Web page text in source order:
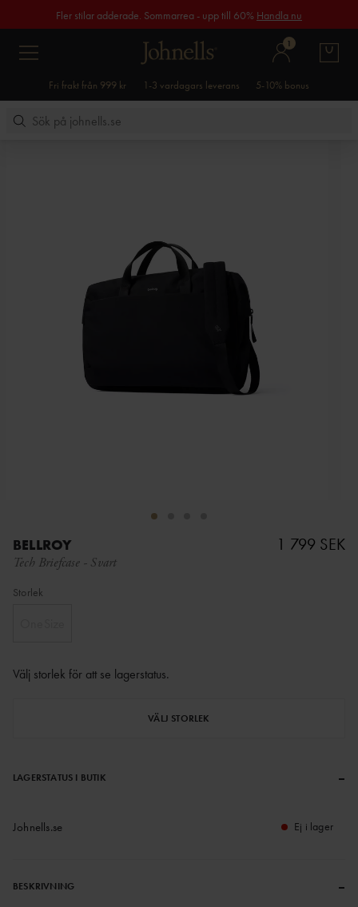
Fler stilar adderade. Sommarrea - upp till 60% Handla nu
1
Fri frakt från 999 kr 1-3 vardagars leverans 5-10% bonus
BELLROY
Tech Briefcase - Svart
1 799 SEK
Storlek
Välj storlek för att se lagerstatus.
VÄLJ STORLEK
LAGERSTATUS I BUTIK –
Johnells.se Ej i lager
BESKRIVNING –